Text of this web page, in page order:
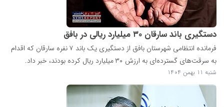
دستگیری باند سارقان ۳۰ میلیارد ریالی در بافق
فرمانده انتظامی شهرستان بافق از دستگیری یک باند ۷ نفره سارقان که اقدام
به سرقت‌های گسترده‌ای به ارزش ۳۰ میلیارد ریال کرده بودند، خبر داد.
شنبه 11 بهمن 1404